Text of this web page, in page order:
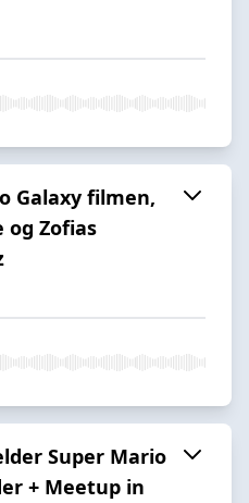
Galaxy filmen,
og Zofias
Super Mario
+ Meetup in